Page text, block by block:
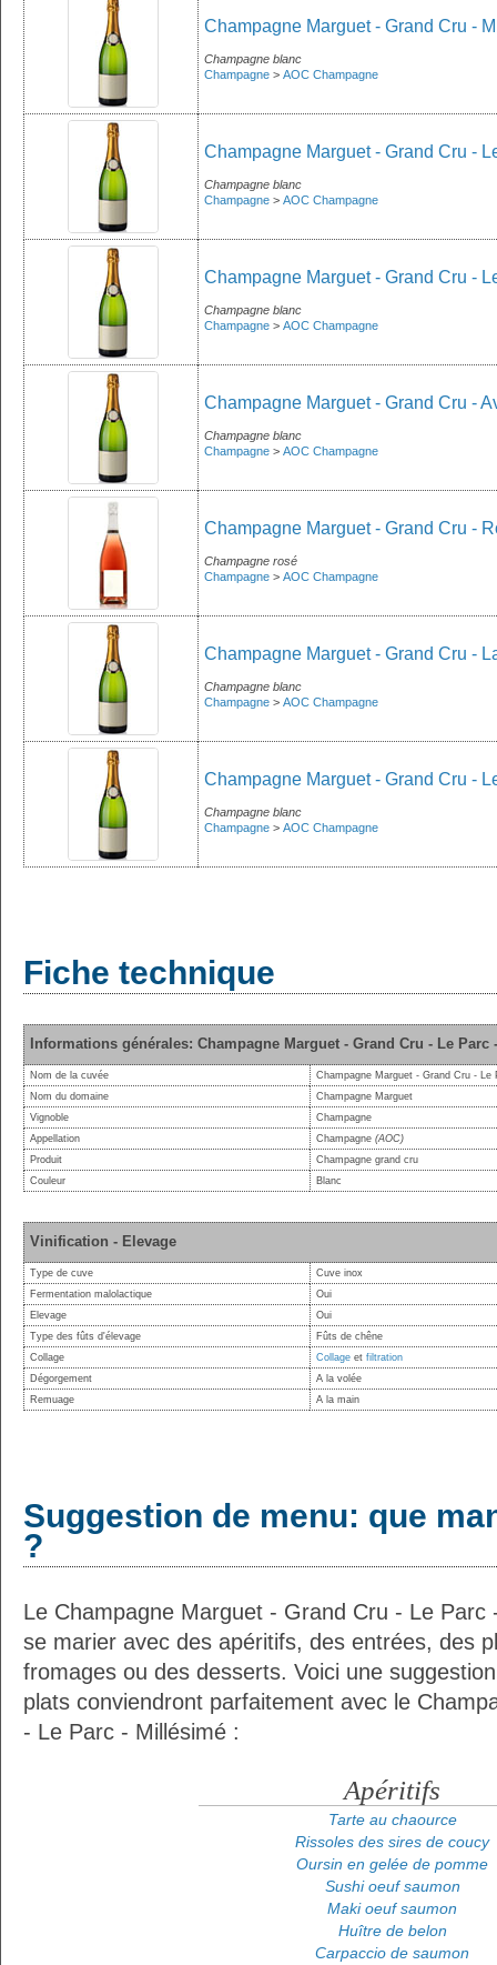
Champagne Marguet - Grand Cru -
Champagne blanc
Champagne > AOC Champagne
Champagne Marguet - Grand Cru -
Champagne blanc
Champagne > AOC Champagne
Champagne Marguet - Grand Cru -
Champagne blanc
Champagne > AOC Champagne
Champagne Marguet - Grand Cru -
Champagne blanc
Champagne > AOC Champagne
Champagne Marguet - Grand Cru -
Champagne rosé
Champagne > AOC Champagne
Champagne Marguet - Grand Cru -
Champagne blanc
Champagne > AOC Champagne
Champagne Marguet - Grand Cru -
Champagne blanc
Champagne > AOC Champagne
Fiche technique
Informations générales: Champagne Marguet - Grand Cru - Le Parc
Nom de la cuvée
Champagne Marguet - Grand Cru - Le
Nom du domaine
Champagne Marguet
Vignoble
Champagne
Appellation
Champagne (AOC)
Produit
Champagne grand cru
Couleur
Blanc
Vinification - Elevage
Type de cuve
Cuve inox
Fermentation malolactique
Oui
Elevage
Oui
Type des fûts d'élevage
Fûts de chêne
Collage
Collage et filtration
Dégorgement
A la volée
Remuage
A la main
Suggestion de menu: que
?
Le Champagne Marguet - Grand Cru - Le Parc
se marier avec des apéritifs, des entrées, des
fromages ou des desserts. Voici une
plats conviendront parfaitement avec le
- Le Parc - Millésimé :
Apéritifs
Tarte au chaource
Rissoles des sires de coucy
Oursin en gelée de pomme
Sushi oeuf saumon
Maki oeuf saumon
Huître de belon
Carpaccio de saumon